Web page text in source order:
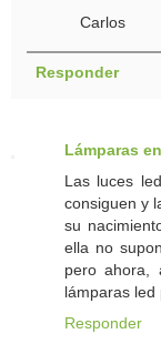
Carlos
Responder
Lámparas
Las luces
consiguen y
su
ella no
pero ahora,
lámparas led
Responder